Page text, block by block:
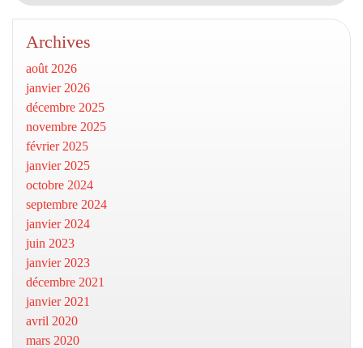
Archives
août 2026
janvier 2026
décembre 2025
novembre 2025
février 2025
janvier 2025
octobre 2024
septembre 2024
janvier 2024
juin 2023
janvier 2023
décembre 2021
janvier 2021
avril 2020
mars 2020